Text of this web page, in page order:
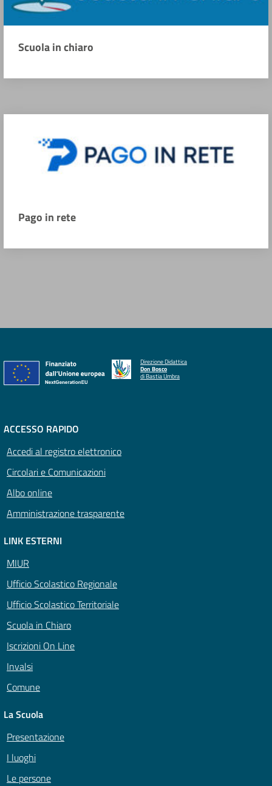
Scuola in chiaro
Pago in rete
Direzione Didattica
Don Bosco
di Bastia Umbra
ACCESSO RAPIDO
Accedi al registro elettronico
Circolari e Comunicazioni
Albo online
Amministrazione trasparente
LINK ESTERNI
MIUR
Ufficio Scolastico Regionale
Ufficio Scolastico Territoriale
Scuola in Chiaro
Iscrizioni On Line
Invalsi
Comune
La Scuola
Presentazione
I luoghi
Le persone